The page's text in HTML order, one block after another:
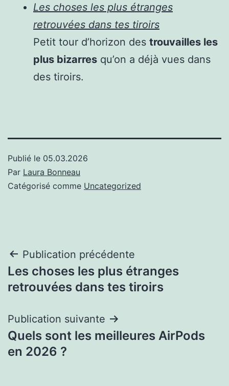
Les choses les plus étranges
retrouvées dans tes tiroirs
Petit tour d’horizon des trouvailles les
plus bizarres qu’on a déjà vues dans
des tiroirs.
Publié le 05.03.2026
Par Laura Bonneau
Catégorisé comme Uncategorized
Post
navigation
Publication précédente
Les choses les plus étranges
retrouvées dans tes tiroirs
Publication suivante
Quels sont les meilleures AirPods
en 2026 ?